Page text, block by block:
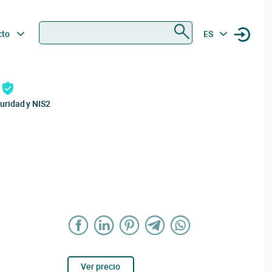
ES
y NIS2
Ver precio